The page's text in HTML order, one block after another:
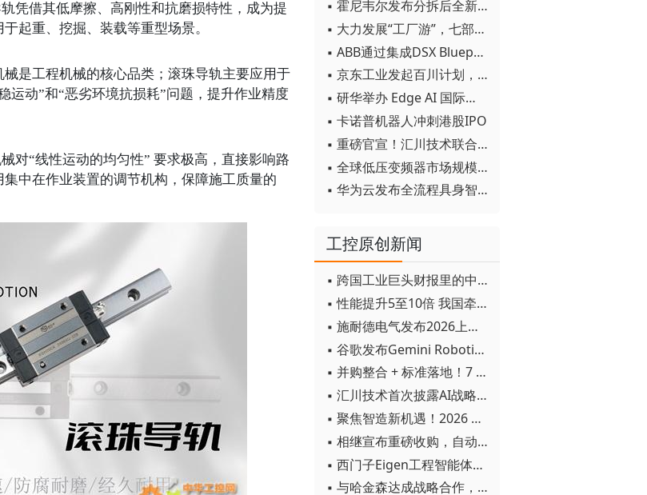
凭借其低摩擦、高刚性和抗磨损特性，成为提
起重、挖掘、装载等重型场景。
是工程机械的核心品类；滚珠导轨主要应用于
运动”和“恶劣环境抗损耗”问题，提升作业精度
对“线性运动的均匀性” 要求极高，直接影响路
中在作业装置的调节机构，保障施工质量的
▪ 霍尼韦尔发布分拆后全新品牌：霍尼韦尔科技与霍尼韦尔航空航天
▪ 大力发展“工厂游”，七部门联合发文！
▪ ABB通过集成DSX Blueprint AI基础设施，扩大与英伟达的合作
▪ 京东工业发起百川计划， 构建工业大模型新生态
▪ 研华举办 Edge AI 国际论坛
▪ 卡诺普机器人冲刺港股IPO
▪ 重磅官宣！汇川技术联合发起 D12 联盟，开创产教融合新范式
▪ 全球低压变频器市场规模2030年将超170亿美元
▪ 华为云发布全流程具身智能开发平台CloudRobo
工控原创新闻
▪ 跨国工业巨头财报里的中国成绩单
▪ 性能提升5至10倍 我国牵头制定的WiTSnet工业以太网国际标准正式发布
▪ 施耐德电气发布2026上半年可持续发展成绩单 "Impact 2030"路线图开局稳健
▪ 谷歌发布Gemini Robotics 2模型 实现人形机器人全身智能控制突破
▪ 并购整合 + 标准落地！7 月工业自动化产业动态速递
▪ 汇川技术首次披露AI战略进展：从两个方面推动“AI业务化”落地
▪ 聚焦智造新机遇！2026 青岛数字化及智能制造技术论坛圆满落幕
▪ 相继宣布重磅收购，自动化巨头新一轮并购潮剑指何方？
▪ 西门子Eigen工程智能体落地中国，工业AI跨越物理世界“确定性”拐点
▪ 与哈金森达成战略合作，乐聚机器人何以持续获得工业巨头青睐？